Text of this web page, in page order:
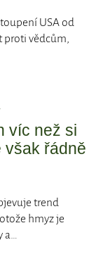
USA od
proti vědcům,
víc než si
však řádně
trend
hmyz je
a…